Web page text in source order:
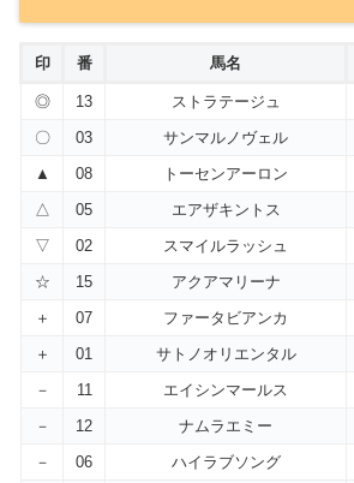
印 番 馬名
◎ 13 ストラテージュ
〇
03 サンマルノヴェル
▲
08 トーセンアーロン
△
05 エアザキントス
▽
02 スマイルラッシュ
☆
15 アクアマリーナ
＋
07 ファータビアンカ
＋
01 サトノオリエンタル
－
11 エイシンマールス
－
12 ナムラエミー
－
06 ハイラブソング